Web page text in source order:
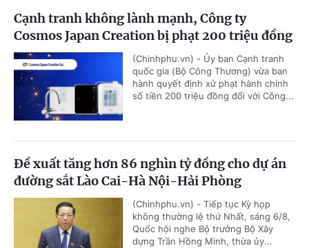
Cạnh tranh không lành mạnh, Công ty
Cosmos Japan Creation bị phạt 200 triệu đồng
(Chinhphu.vn) - Ủy ban Cạnh tranh
quốc gia (Bộ Công Thương) vừa ban
hành quyết định xử phạt hành chính
số tiền 200 triệu đồng đối với Công...
Đề xuất tăng hơn 86 nghìn tỷ đồng cho dự án
đường sắt Lào Cai-Hà Nội-Hải Phòng
(Chinhphu.vn) - Tiếp tục Kỳ họp
không thường lệ thứ Nhất, sáng 6/8,
Quốc hội nghe Bộ trưởng Bộ Xây
dựng Trần Hồng Minh, thừa ủy...